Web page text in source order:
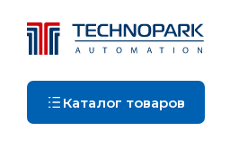
Каталог товаров